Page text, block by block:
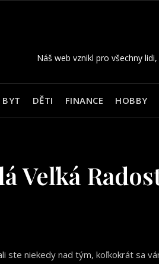
Náš web vznikl pro všechny
BYT DĚTI FINANCE HOBBY
Veľká
ste niekedy nad tým, koľkokrát sa